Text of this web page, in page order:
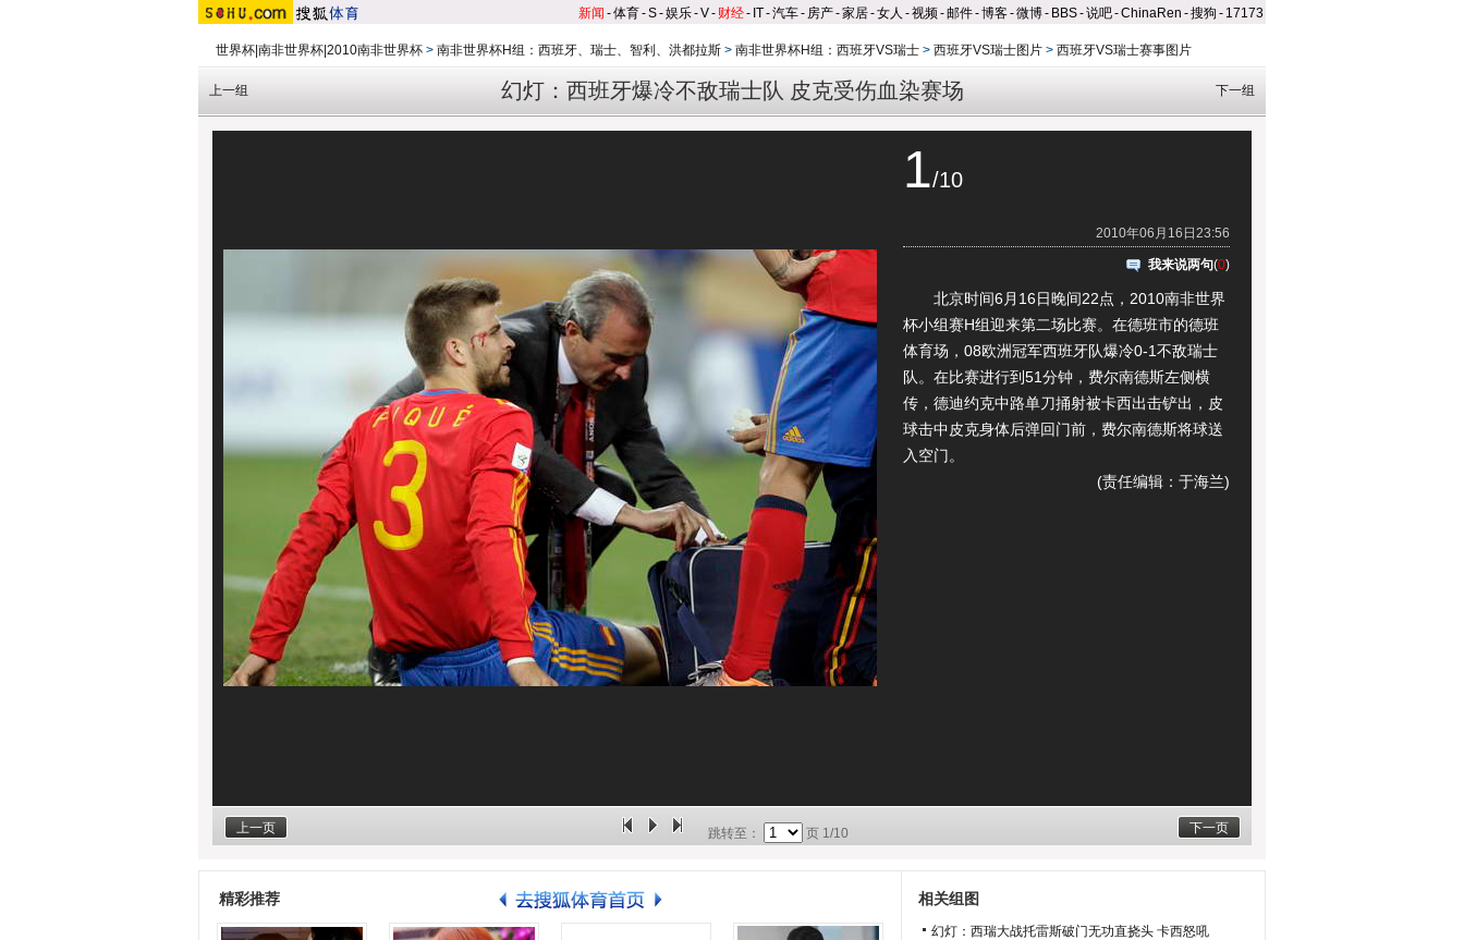
新闻 -体育-S-娱乐-V- 财经- IT-汽车- 房产-家居-女人 -视频-邮件-博客-微博- BBS-说吧-ChinaRen -搜狗 - 17173
世界杯|南非世界杯|2010南非世界杯 > 南非世界杯H组：西班牙、瑞士、智利、洪都拉斯 > 南非世界杯H组：西班牙VS瑞士 > 西班牙VS瑞士图片 > 西班牙VS瑞士赛事图片
幻灯：西班牙爆冷不敌瑞士队 皮克受伤血染赛场
上一组 下一组
1/10
2010年06月16日23:56
我来说两句(0)
北京时间6月16日晚间22点，2010南非世界
杯小组赛H组迎来第二场比赛。在德班市的德班
体育场，08欧洲冠军西班牙队爆冷0-1不敌瑞士
队。在比赛进行到51分钟，费尔南德斯左侧横
传，德迪约克中路单刀捅射被卡西出击铲出，皮
球击中皮克身体后弹回门前，费尔南德斯将球送
入空门。
(责任编辑：于海兰)
上一页 下一页
跳转至： 页 1/10
精彩推荐 相关组图
幻灯：西瑞大战托雷斯破门无功直挠头 卡西怒吼